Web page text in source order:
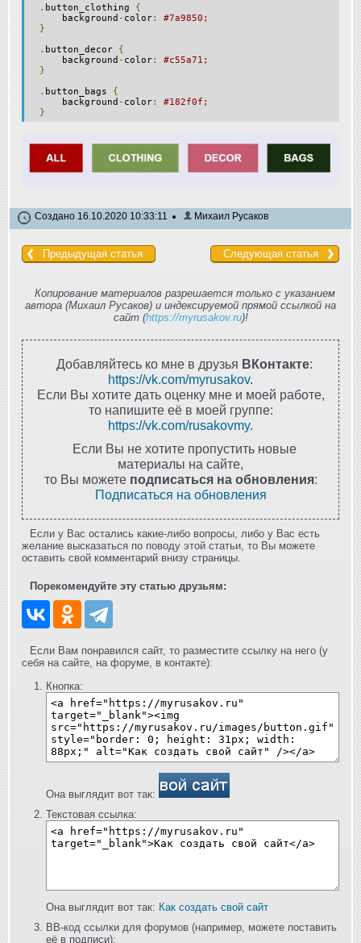
. button_clothing {
background - color:
#7a9850;
}
. button_decor {
background - color:
#c55a71;
}
. button_bags {
background - color:
#182f0f;
}
Создано 16.10.2020 10:33:11 Михаил Русаков
Предыдущая статья Следующая статья
Копирование материалов разрешается только с указанием
автора (Михаил Русаков) и индексируемой прямой ссылкой на
сайт (https://myrusakov.ru)!
Добавляйтесь ко мне в друзья ВКонтакте:
https://vk.com/myrusakov.
Если Вы хотите дать оценку мне и моей работе,
то напишите её в моей группе:
https://vk.com/rusakovmy.
Если Вы не хотите пропустить новые
материалы на сайте,
то Вы можете подписаться на обновления:
Подписаться на обновления
Если у Вас остались какие-либо вопросы, либо у Вас есть
желание высказаться по поводу этой статьи, то Вы можете
оставить свой комментарий внизу страницы.
Порекомендуйте эту статью друзьям:
Если Вам понравился сайт, то разместите ссылку на него (у
себя на сайте, на форуме, в контакте):
Кнопка:
Она выглядит вот так:
Текстовая ссылка:
Она выглядит вот так: Как создать свой сайт
BB-код ссылки для форумов (например, можете поставить
её в подписи):